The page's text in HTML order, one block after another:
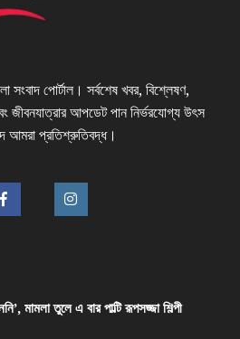
পোর্টাল। সর্বশেষ খবর, বিশ্লেষণ,
জীবনযাত্রার আপডেট পান নির্ভরযোগ্য উৎস
আমরা প্রতিশ্রুতিবদ্ধ।
মামলা তুলে এ বার পাল্টি রূপসজ্জা শিল্পী